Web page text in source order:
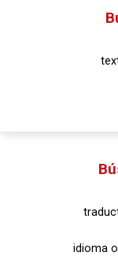
idioma